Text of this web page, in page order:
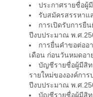
ประกาศรายชื่อผู้
รับสมัครสรรหาแ
การเปิดรับการยื
ปีงบประมาณ พ.ศ
การยื่นคำขอต่ออ
เดือน ก่อนวันหมดอา
บัญชีรายชื่อผู้มีสิท
รายใหม่ขององค์กา
ปีงบประมาณ พ.ศ
บัญชีรายชื่อผู้มีสิท